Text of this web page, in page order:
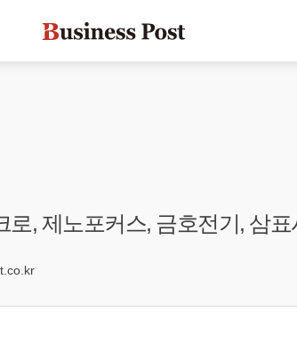
로, 제노포커스, 금호전기, 삼